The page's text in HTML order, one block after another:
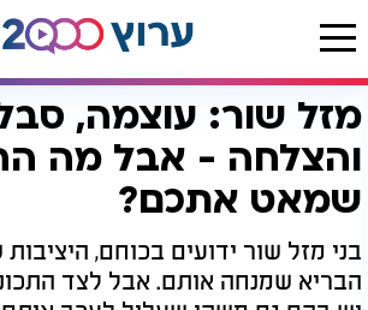
דף הבית יהדות מזלות וחודשים מזל שור: עוצמה, סבלנות והצלחה - אבל מה החיסרון שמאט אתכם?
מזל שור: עוצמה,
והצלחה - אבל מה
שמאט אתכם?
בני מזל שור ידועים בכוחם, היציבות
הבריא שמנחה אותם. אבל לצד